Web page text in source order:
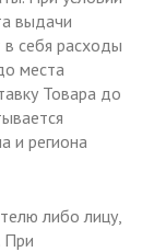
выдачи
в себя расходы
места
Товара до
и региона
либо лицу,
При